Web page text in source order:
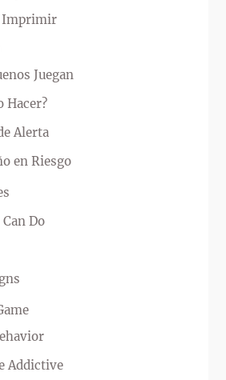
Imprimir
Juegan
Hacer?
Alerta
en Riesgo
Do
Addictive